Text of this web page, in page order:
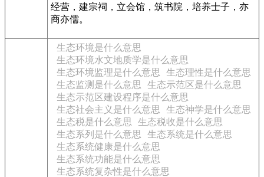
经营，建宗祠，立会馆，筑书院，培养士子，亦
商亦儒。
生态环境是什么意思
生态环境水文地质学是什么意思
生态环境监理是什么意思
生态理性是什么意思
生态监测是什么意思
生态示范区是什么意思
生态示范区建设程序是什么意思
生态社会主义是什么意思
生态神学是什么意思
生态税是什么意思
生态税收是什么意思
生态系列是什么意思
生态系统是什么意思
生态系统健康是什么意思
生态系统功能是什么意思
生态系统复杂性是什么意思